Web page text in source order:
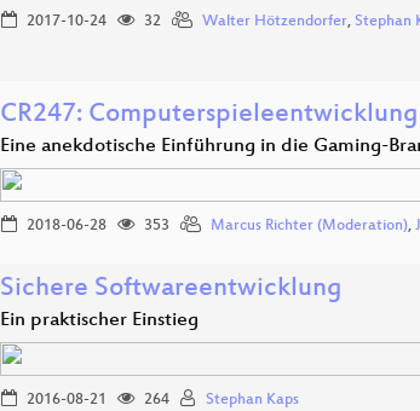
2017-10-24 32 Walter Hötzendorfer, Stephan
CR247: Computerspieleentwicklung
Eine anekdotische Einführung in die Gaming-
2018-06-28 353 Marcus Richter (Moderation),
Sichere Softwareentwicklung
Ein praktischer Einstieg
2016-08-21 264 Stephan Kaps